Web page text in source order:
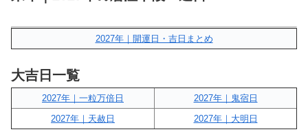
2027年｜開運日・吉日まとめ
大吉日一覧
2027年｜一粒万倍日
2027年｜鬼宿日
2027年｜天赦日
2027年｜大明日